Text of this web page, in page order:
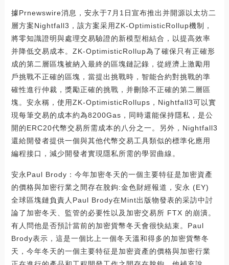
據Prnewswire消息，安永于7月1日宣布推出并開源以太坊二
層方案Nightfall3，該方案采用ZK-OptimisticRollup機制，
將零知識證明與處理交易驗證的新模型相結合，以提高效率
并降低交易成本。ZK-OptimisticRollup為了確保只有正確形
成的第二層區塊被納入最終的區塊鏈記錄，從經濟上激勵用
戶挑戰不正確的區塊，當提出挑戰時，智能合約對挑戰的準
確性進行仲裁，獎勵正確的挑戰，并刪除不正確的第二層區
塊。安永稱，使用ZK-OptimisticRollups，Nightfall3可以實
現每筆交易的成本約為8200Gas，同時還能保持隱私，是公
開的ERC20代幣交易所需成本的八分之一。另外，Nightfall3
還給開發者提供一個與其他代幣交易工具類似的標準化應用
編程接口，減少開發者實現隱私所需的學習曲線。
安永Paul Brody：今年加密冬天的一個主要特征是加密資產
的價格與加密行業之間存在脫鉤:金色財經報道，安永 (EY)
全球區塊鏈負責人Paul Brody在Mint出版物發表的采訪中討
論了加密冬天、監管的必要性以及加密交易所 FTX 的崩潰。
有人問他是否預計當前的加密貨幣冬天會很快結束。Paul
Brody表示，這是一個比上一個冬天溫和得多的加密貨幣冬
天，今年冬天的一個主要特征是加密資產的價格與加密行業